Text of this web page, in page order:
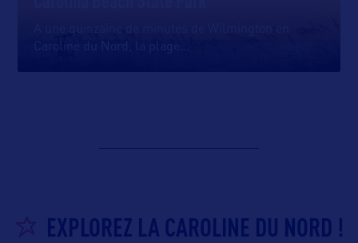
Caroline du Nord, la plage
EXPLOREZ LA CAROLINE DU NORD !